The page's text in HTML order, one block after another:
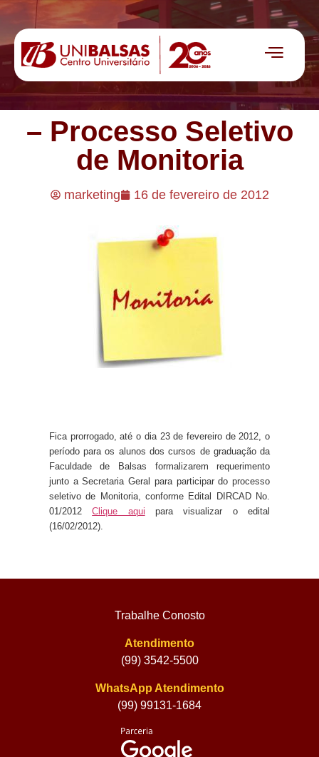
– Processo Seletivo
de Monitoria
marketing 16 de fevereiro de 2012
Fica prorrogado, até o dia 23 de fevereiro de 2012, o
período para os alunos dos cursos de graduação da
Faculdade de Balsas formalizarem requerimento
junto a Secretaria Geral para participar do processo
seletivo de Monitoria, conforme Edital DIRCAD No.
01/2012
Clique aqui para visualizar o edital
(16/02/2012).
Trabalhe Conosto
Atendimento
(99) 3542-5500
WhatsApp Atendimento
(99) 99131-1684